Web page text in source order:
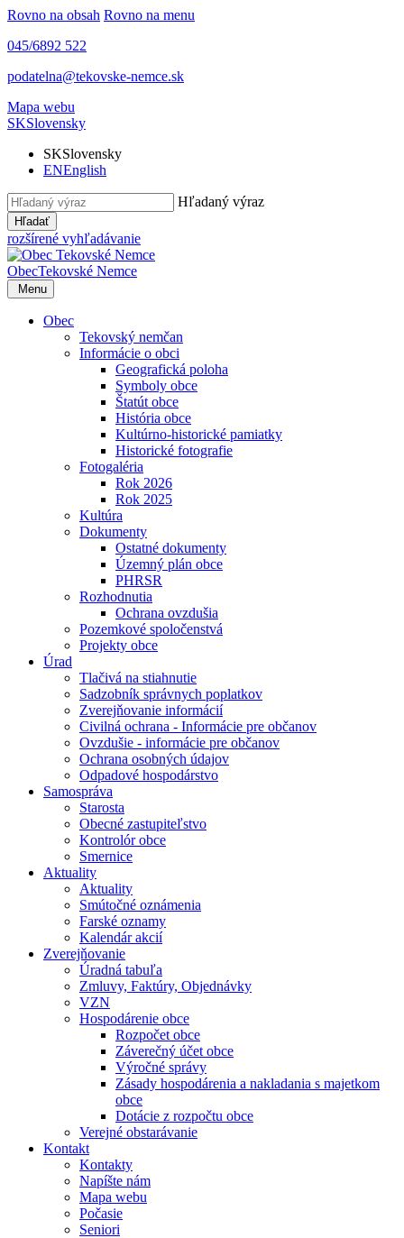
Rovno na obsah Rovno na menu
045/6892 522
podatelna@tekovske-nemce.sk
Mapa webu
SKSlovensky
SKSlovensky
ENEnglish
Hľadaný výraz
Hľadať
rozšírené vyhľadávanie
ObecTekovské Nemce
Menu
Obec
Tekovský nemčan
Informácie o obci
Geografická poloha
Symboly obce
Štatút obce
História obce
Kultúrno-historické pamiatky
Historické fotografie
Fotogaléria
Rok 2026
Rok 2025
Kultúra
Dokumenty
Ostatné dokumenty
Územný plán obce
PHRSR
Rozhodnutia
Ochrana ovzdušia
Pozemkové spoločenstvá
Projekty obce
Úrad
Tlačivá na stiahnutie
Sadzobník správnych poplatkov
Zverejňovanie informácií
Civilná ochrana - Informácie pre občanov
Ovzdušie - informácie pre občanov
Ochrana osobných údajov
Odpadové hospodárstvo
Samospráva
Starosta
Obecné zastupiteľstvo
Kontrolór obce
Smernice
Aktuality
Aktuality
Smútočné oznámenia
Farské oznamy
Kalendár akcií
Zverejňovanie
Úradná tabuľa
Zmluvy, Faktúry, Objednávky
VZN
Hospodárenie obce
Rozpočet obce
Záverečný účet obce
Výročné správy
Zásady hospodárenia a nakladania s majetkom
obce
Dotácie z rozpočtu obce
Verejné obstarávanie
Kontakt
Kontakty
Napíšte nám
Mapa webu
Počasie
Seniori